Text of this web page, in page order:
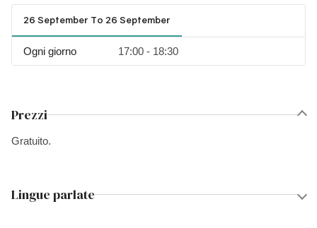
26 September To 26 September
Ogni giorno 17:00 - 18:30
Prezzi
Gratuito.
Lingue parlate